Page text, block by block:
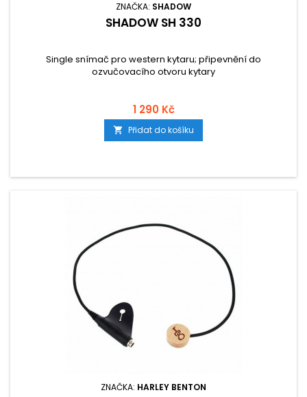
ZNAČKA: SHADOW
SHADOW SH 330
Single snímač pro western kytaru; připevnění do
ozvučovacího otvoru kytary
1 290 Kč
 Přidat do košíku
ZNAČKA: HARLEY BENTON